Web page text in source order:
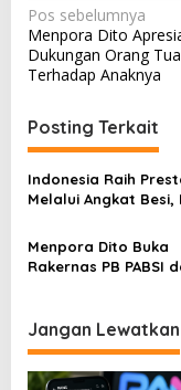
N
a
v
i
g
a
s
i
p
s
Pos sebelumnya
Menpora Dito
Dukungan Orang Tua
Terhadap Anaknya
Posting Terkait
Indonesia Raih
Melalui Angkat Besi,
Menpora Dito Buka
Rakernas PB PABSI
Jangan Lewatkan